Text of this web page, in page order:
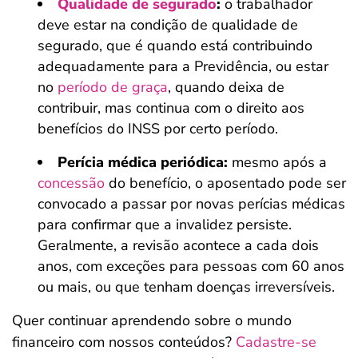
Qualidade de segurado: o trabalhador
deve estar na condição de qualidade de
segurado, que é quando está contribuindo
adequadamente para a Previdência, ou estar
no período de graça, quando deixa de
contribuir, mas continua com o direito aos
benefícios do INSS por certo período.
Perícia médica periódica: mesmo após a
concessão do benefício, o aposentado pode ser
convocado a passar por novas perícias médicas
para confirmar que a invalidez persiste.
Geralmente, a revisão acontece a cada dois
anos, com exceções para pessoas com 60 anos
ou mais, ou que tenham doenças irreversíveis.
Quer continuar aprendendo sobre o mundo
financeiro com nossos conteúdos? Cadastre-se